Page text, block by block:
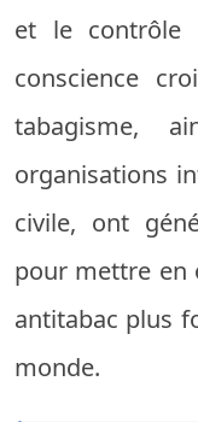
et le contrôle
conscience
tabagisme,
organisations
civile, ont
pour mettre
antitabac plus
monde.